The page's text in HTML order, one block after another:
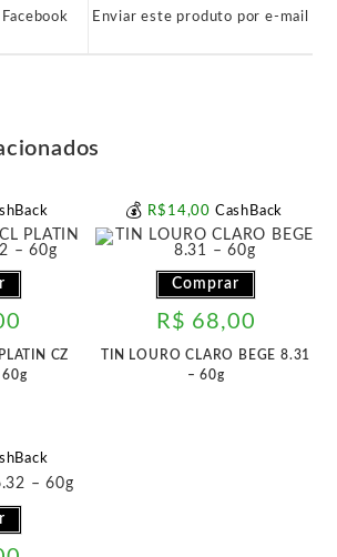
Enviar este produto por e-mail
CZ
60g
💰 R$ 14,00 CashBack
Comprar
R$ 68,00
TIN LOURO CLARO BEGE 8.31
– 60g